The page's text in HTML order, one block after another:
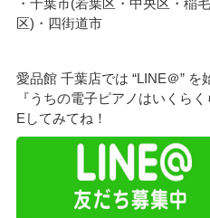
区)・四街道市
愛品館 千葉店では “LINE＠” を
『うちの電子ピアノはいくら
Eしてみてね！